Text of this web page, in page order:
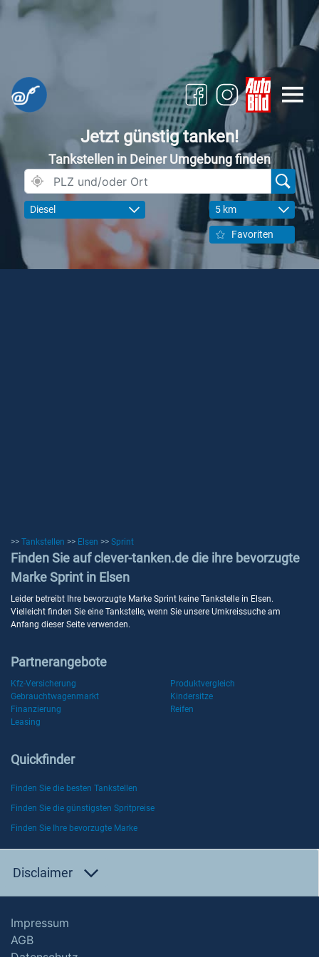
Jetzt günstig tanken!
Tankstellen in Deiner Umgebung finden
Diesel 5 km
Favoriten
>> Tankstellen >> Elsen >> Sprint
Finden Sie auf clever-tanken.de die ihre bevorzugte
Marke Sprint in Elsen
Leider betreibt Ihre bevorzugte Marke Sprint keine Tankstelle in Elsen.
Vielleicht finden Sie eine Tankstelle, wenn Sie unsere Umkreissuche am
Anfang dieser Seite verwenden.
Partnerangebote
Kfz-Versicherung
Produktvergleich
Gebrauchtwagenmarkt
Kindersitze
Finanzierung
Reifen
Leasing
Quickfinder
Finden Sie die besten Tankstellen
Finden Sie die günstigsten Spritpreise
Finden Sie Ihre bevorzugte Marke
Disclaimer
Impressum
AGB